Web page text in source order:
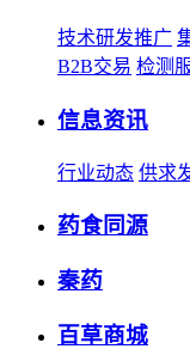
技术研发推广
B2B交易 检测
信息资讯
行业动态 供求
药食同源
秦药
百草商城